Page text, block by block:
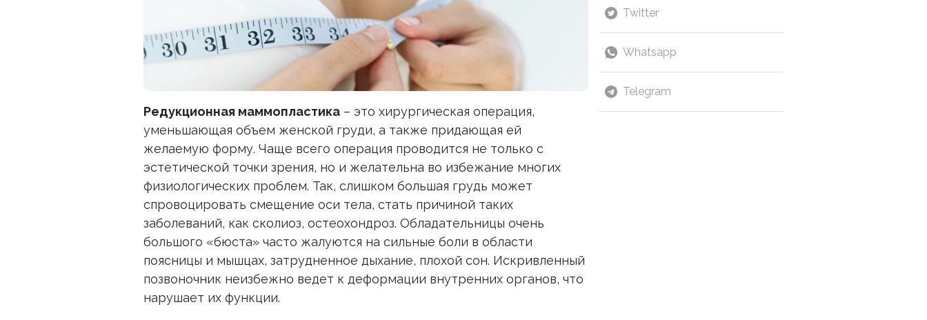
Редукционная маммопластика – это хирургическая операция,
уменьшающая объем женской груди, а также придающая ей
желаемую форму. Чаще всего операция проводится не только с
эстетической точки зрения, но и желательна во избежание многих
физиологических проблем. Так, слишком большая грудь может
спровоцировать смещение оси тела, стать причиной таких
заболеваний, как сколиоз, остеохондроз. Обладательницы очень
большого «бюста» часто жалуются на сильные боли в области
поясницы и мышцах, затрудненное дыхание, плохой сон. Искривленный
позвоночник неизбежно ведет к деформации внутренних органов, что
нарушает их функции.
Twitter
Whatsapp
Telegram